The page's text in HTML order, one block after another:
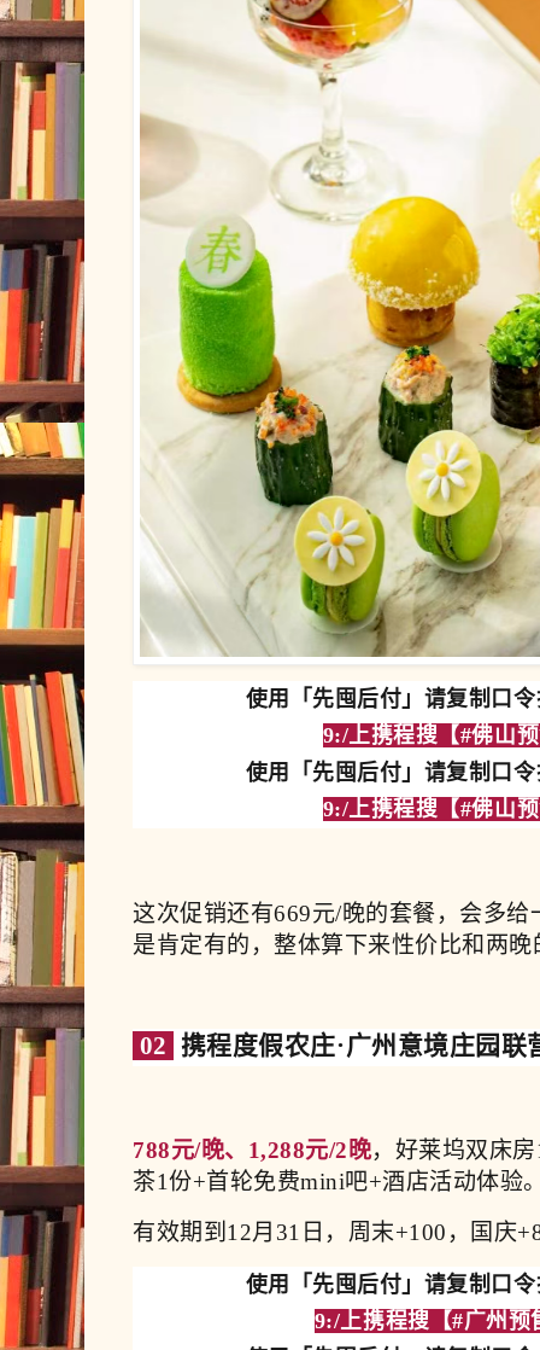
使用「先囤后付」请复制口
9:/上携程搜【#佛山
使用「先囤后付」请复制口
9:/上携程搜【#佛山
这次促销还有669元/晚的套餐，会多
是肯定有的，整体算下来性价比和两
02 携程度假农庄·广州意境庄园联
788元/晚、1,288元/2晚，好莱坞双床
茶1份+首轮免费mini吧+酒店活动体验
有效期到12月31日，周末+100，国庆
使用「先囤后付」请复制口
9:/上携程搜【#广州预